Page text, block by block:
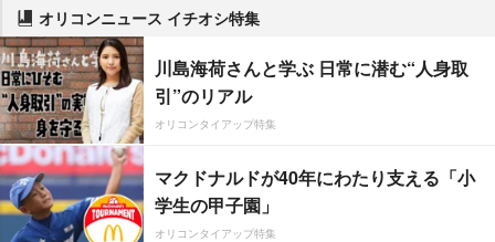
オリコンニュース イチオシ特集
川島海荷さんと学ぶ 日常に潜む“人身取
引”のリアル
オリコンタイアップ特集
マクドナルドが40年にわたり支える「小
学生の甲子園」
オリコンタイアップ特集